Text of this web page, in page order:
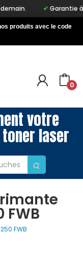
Garantie à
produits avec le code
0
votre
laser
FWB
FWB